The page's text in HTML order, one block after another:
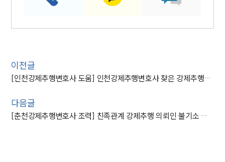
이전글
[인천강제추행변호사 도움] 인천강제추행변호사 찾은 강제추행죄 의뢰인, 징역형 피해
다음글
[춘천강제추행변호사 조력] 친족관계 강제추행 의뢰인 불기소 결정